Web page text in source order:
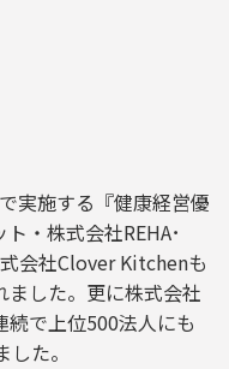
実施する『健康経営優
・株式会社REHA･
会社Clover Kitchenも
した。更に株式会社
で上位500法人にも
た。